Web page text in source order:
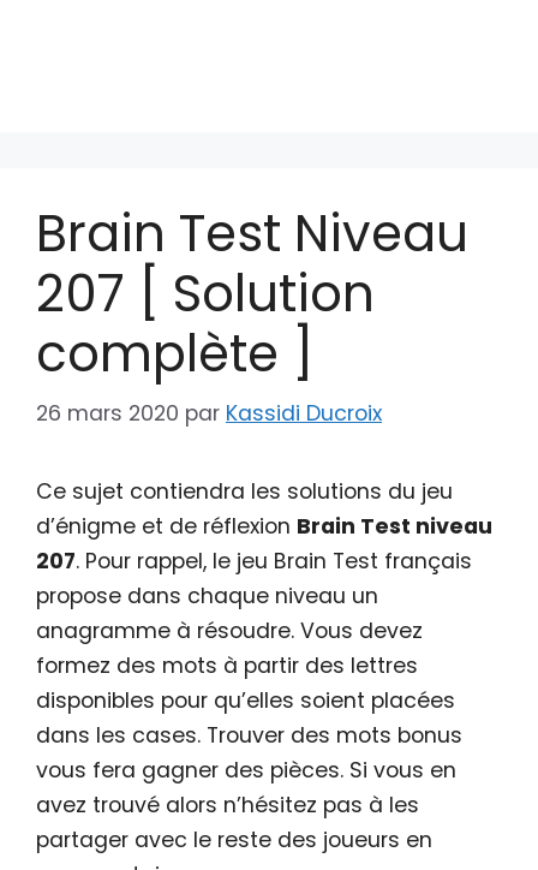
Brain Test Niveau
207 [ Solution
complète ]
26 mars 2020 par Kassidi Ducroix
Ce sujet contiendra les solutions du jeu
d’énigme et de réflexion Brain Test niveau
207. Pour rappel, le jeu Brain Test français
propose dans chaque niveau un
anagramme à résoudre. Vous devez
formez des mots à partir des lettres
disponibles pour qu’elles soient placées
dans les cases. Trouver des mots bonus
vous fera gagner des pièces. Si vous en
avez trouvé alors n’hésitez pas à les
partager avec le reste des joueurs en